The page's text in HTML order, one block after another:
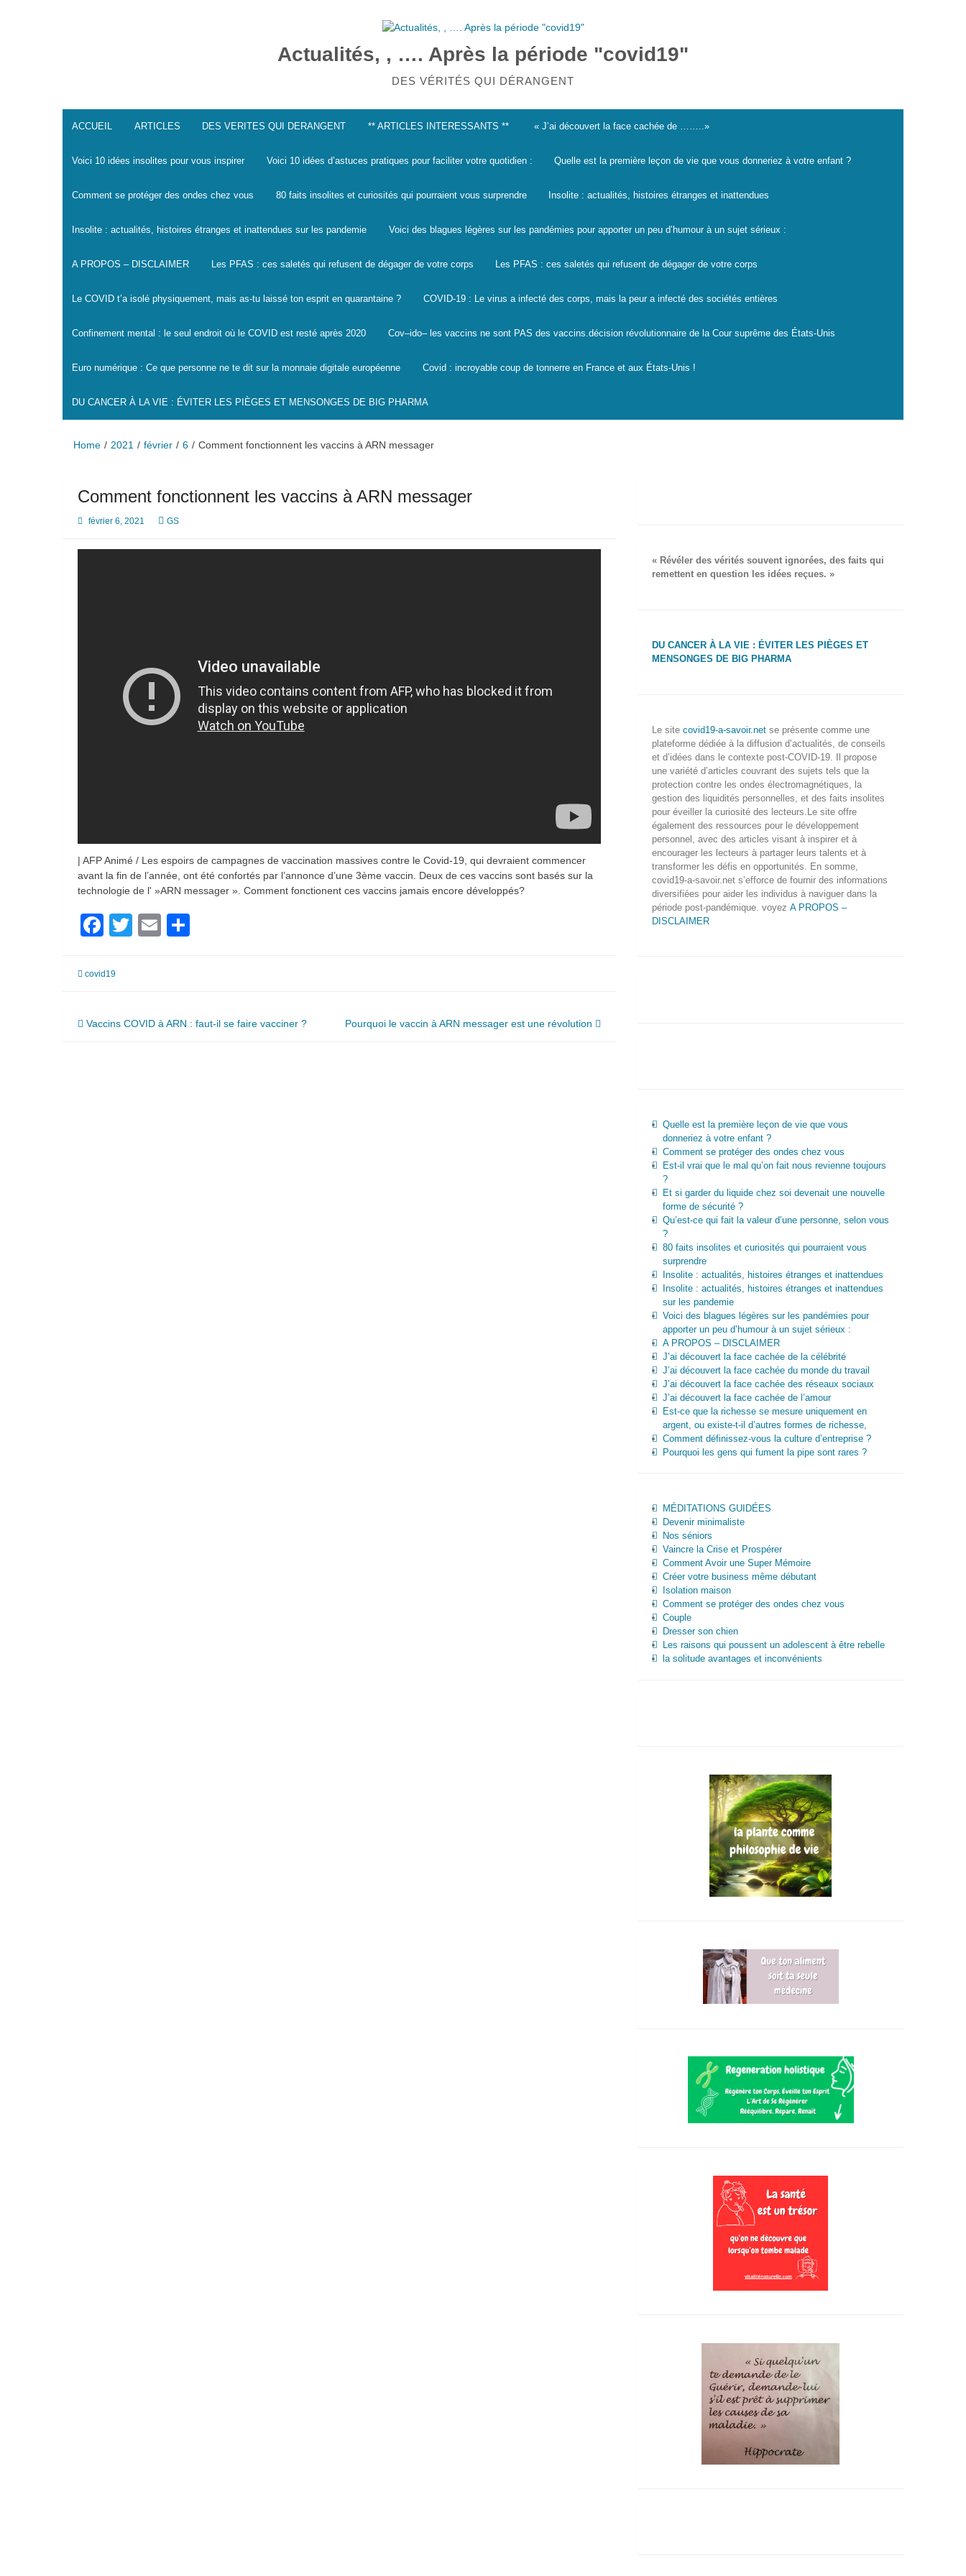
Actualités, , …. Après la période "covid19"
DES VÉRITÉS QUI DÉRANGENT
ACCUEIL ARTICLES DES VERITES QUI DERANGENT ** ARTICLES INTERESSANTS ** « J’ai découvert la face cachée de ……..»
Voici 10 idées insolites pour vous inspirer Voici 10 idées d’astuces pratiques pour faciliter votre quotidien : Quelle est la première leçon de vie que vous donneriez à votre enfant ?
Comment se protéger des ondes chez vous 80 faits insolites et curiosités qui pourraient vous surprendre Insolite : actualités, histoires étranges et inattendues
Insolite : actualités, histoires étranges et inattendues sur les pandemie Voici des blagues légères sur les pandémies pour apporter un peu d’humour à un sujet sérieux :
A PROPOS – DISCLAIMER Les PFAS : ces saletés qui refusent de dégager de votre corps Les PFAS : ces saletés qui refusent de dégager de votre corps
Le COVID t’a isolé physiquement, mais as-tu laissé ton esprit en quarantaine ? COVID-19 : Le virus a infecté des corps, mais la peur a infecté des sociétés entières
Confinement mental : le seul endroit où le COVID est resté après 2020 Cov–ido– les vaccins ne sont PAS des vaccins.décision révolutionnaire de la Cour suprême des États-Unis
Euro numérique : Ce que personne ne te dit sur la monnaie digitale européenne Covid : incroyable coup de tonnerre en France et aux États-Unis !
DU CANCER À LA VIE : ÉVITER LES PIÈGES ET MENSONGES DE BIG PHARMA
Home 2021 février 6 Comment fonctionnent les vaccins à ARN messager
Comment fonctionnent les vaccins à ARN messager
février 6, 2021 GS
| AFP Animé / Les espoirs de campagnes de vaccination massives contre le Covid-19, qui devraient commencer
avant la fin de l’année, ont été confortés par l’annonce d’une 3ème vaccin. Deux de ces vaccins sont basés sur la
technologie de l' »ARN messager ». Comment fonctionent ces vaccins jamais encore développés?
Facebook
TwitterEmail
covid19
Navigation
Vaccins COVID à ARN : faut-il se faire vacciner ? Pourquoi le vaccin à ARN messager est une révolution
« Révéler des vérités souvent ignorées, des faits qui
remettent en question les idées reçues. »
DU CANCER À LA VIE : ÉVITER LES PIÈGES ET
MENSONGES DE BIG PHARMA
Le site covid19-a-savoir.netse présente comme une
plateforme dédiée à la diffusion d’actualités, de conseils
et d’idées dans le contexte post-COVID-19. Il propose
une variété d’articles couvrant des sujets tels que la
protection contre les ondes électromagnétiques, la
gestion des liquidités personnelles, et des faits insolites
pour éveiller la curiosité des lecteurs.Le site offre
également des ressources pour le développement
personnel, avec des articles visant à inspirer et à
encourager les lecteurs à partager leurs talents et à
transformer les défis en opportunités. En somme,
covid19-a-savoir.net s’efforce de fournir des informations
diversifiées pour aider les individus à naviguer dans la
période post-pandémique. voyez A PROPOS –
DISCLAIMER
Quelle est la première leçon de vie que vous
donneriez à votre enfant ?
Comment se protéger des ondes chez vous
Est-il vrai que le mal qu’on fait nous revienne toujours
?
Et si garder du liquide chez soi devenait une nouvelle
forme de sécurité ?
Qu’est-ce qui fait la valeur d’une personne, selon vous
?
80 faits insolites et curiosités qui pourraient vous
surprendre
Insolite : actualités, histoires étranges et inattendues
Insolite : actualités, histoires étranges et inattendues
sur les pandemie
Voici des blagues légères sur les pandémies pour
apporter un peu d’humour à un sujet sérieux :
A PROPOS – DISCLAIMER
J’ai découvert la face cachée de la célébrité
J’ai découvert la face cachée du monde du travail
J’ai découvert la face cachée des réseaux sociaux
J’ai découvert la face cachée de l’amour
Est-ce que la richesse se mesure uniquement en
argent, ou existe-t-il d’autres formes de richesse,
Comment définissez-vous la culture d’entreprise ?
Pourquoi les gens qui fument la pipe sont rares ?
MÉDITATIONS GUIDÉES
Devenir minimaliste
Nos séniors
Vaincre la Crise et Prospérer
Comment Avoir une Super Mémoire
Créer votre business même débutant
Isolation maison
Comment se protéger des ondes chez vous
Couple
Dresser son chien
Les raisons qui poussent un adolescent à être rebelle
la solitude avantages et inconvénients